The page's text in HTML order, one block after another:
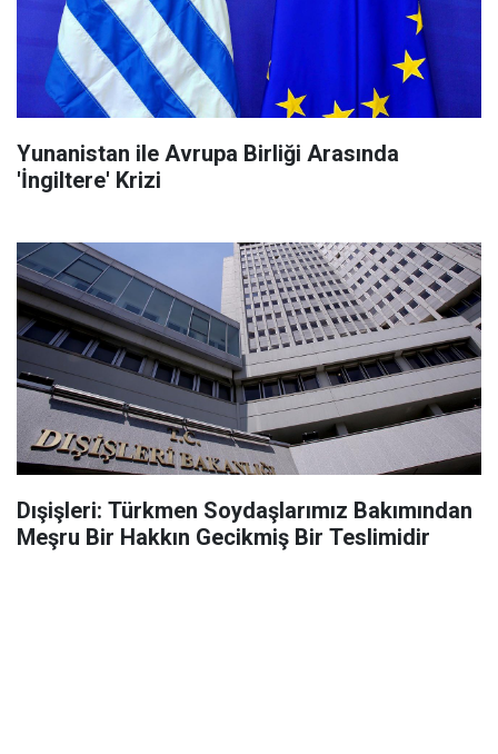
Yunanistan ile Avrupa Birliği Arasında
'İngiltere' Krizi
Dışişleri: Türkmen Soydaşlarımız Bakımından
Meşru Bir Hakkın Gecikmiş Bir Teslimidir